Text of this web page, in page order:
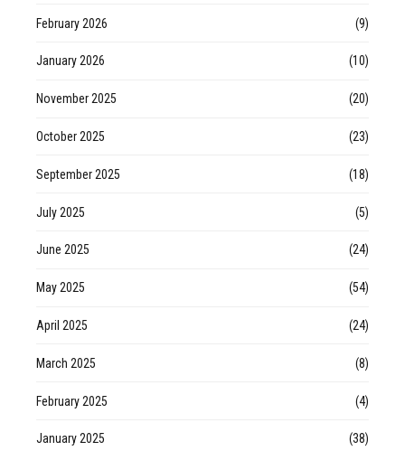
February 2026 (9)
January 2026 (10)
November 2025 (20)
October 2025 (23)
September 2025 (18)
July 2025 (5)
June 2025 (24)
May 2025 (54)
April 2025 (24)
March 2025 (8)
February 2025 (4)
January 2025 (38)